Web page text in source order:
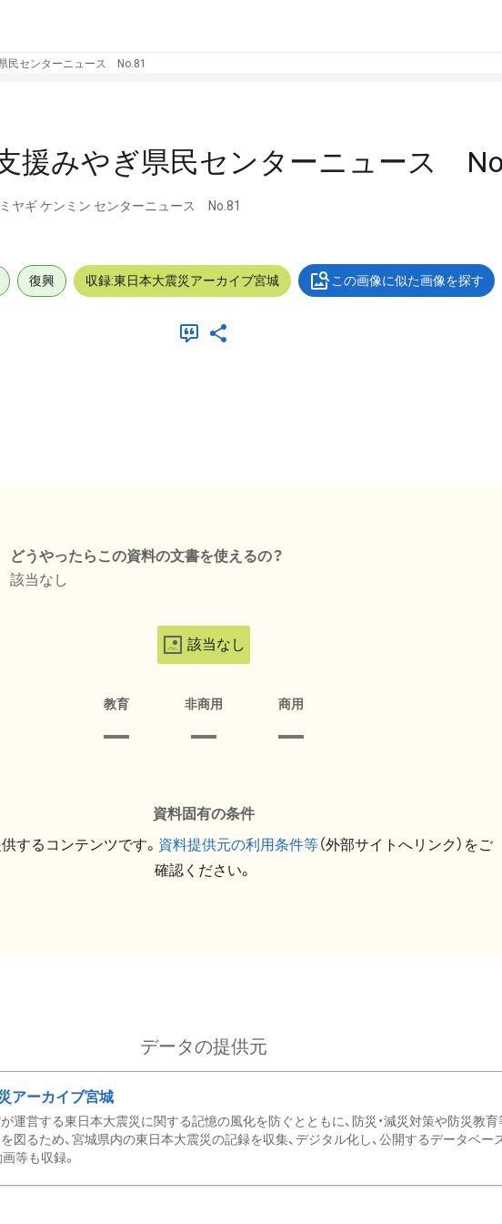
民センターニュース No.81
援みやぎ県民センターニュース
ヤギ ケンミン センターニュース No.81
復興 収録:東日本大震災アーカイブ宮城 この画像に似た画像を探す
どうやったらこの資料の文書を使えるの？
該当なし
該当なし
教育 非商用 商用
資料固有の条件
するコンテンツです。 資料提供元の利用条件等（外部サイトへリンク）をご
確認ください。
データの提供元
アーカイブ宮城
運営する東日本大震災に関する記憶の風化を防ぐとともに、防災・減災対策や防災教
図るため、宮城県内の東日本大震災の記録を収集、デジタル化し、公開するデータベー
等も収録。